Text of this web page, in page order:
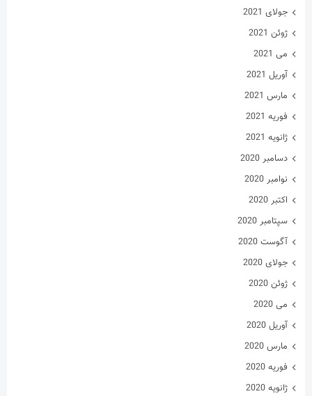
جولای 2021
ژوئن 2021
می 2021
آوریل 2021
مارس 2021
فوریه 2021
ژانویه 2021
دسامبر 2020
نوامبر 2020
اکتبر 2020
سپتامبر 2020
آگوست 2020
جولای 2020
ژوئن 2020
می 2020
آوریل 2020
مارس 2020
فوریه 2020
ژانویه 2020